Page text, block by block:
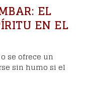
EL
EN EL
se ofrece un
sin humo si el